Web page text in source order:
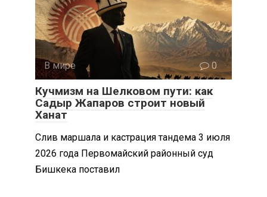
В мире 0
Кучмизм на Шелковом пути: как
Садыр Жапаров строит новый
Ханат
Слив маршала и кастрация тандема 3 июля
2026 года Первомайский районный суд
Бишкека поставил